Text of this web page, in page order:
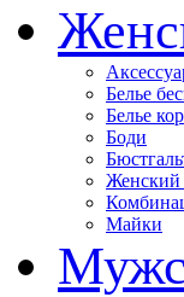
Белье
Белье
Боди
Женский
Майки